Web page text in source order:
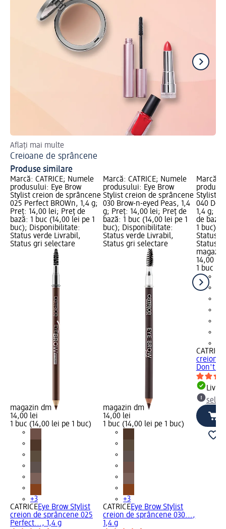
Aflați mai multe
Creioane de sprâncene
Produse similare
Marcă: CATRICE; Numele
produsului: Eye Brow
Stylist creion de sprâncene
025 Perfect BROWn, 1,4 g;
Preț: 14,00 lei; Preț de
bază: 1 buc (14,00 lei pe 1
buc); Disponibilitate:
Status verde Livrabil,
Status gri selectare
magazin dm
14,00 lei
1 buc (14,00 lei pe 1 buc)
+3
CATRICEEye Brow Stylist
creion de sprâncene 025
Perfect..., 1,4 g
Marcă: CATRICE; Numele
produsului: Eye Brow
Stylist creion de sprâncene
030 Brow-n-eyed Peas, 1,4
g; Preț: 14,00 lei; Preț de
bază: 1 buc (14,00 lei pe 1
buc); Disponibilitate:
Status verde Livrabil,
Status gri selectare
magazin dm
14,00 lei
1 buc (14,00 lei pe 1 buc)
+3
CATRICEEye Brow Stylist
creion de sprâncene 030...,
1,4 g
Marcă:
Stylist
040
1,4 g;
de bază:
1 buc);
Status
Status
14,00 lei
1 buc
CATRICE
creion
Don't...,